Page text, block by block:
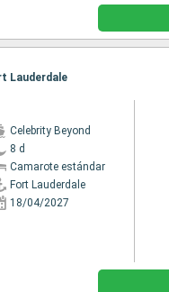
Lauderdale
Celebrity Beyond
8 d
Camarote estándar
Fort Lauderdale
18/04/2027